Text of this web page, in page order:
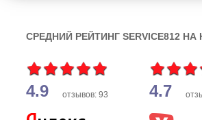
СРЕДНИЙ РЕЙТИНГ SERVICE812
4.9 отзывов: 93 4.7